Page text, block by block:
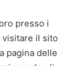
presso i
visitare il sito
pagina delle